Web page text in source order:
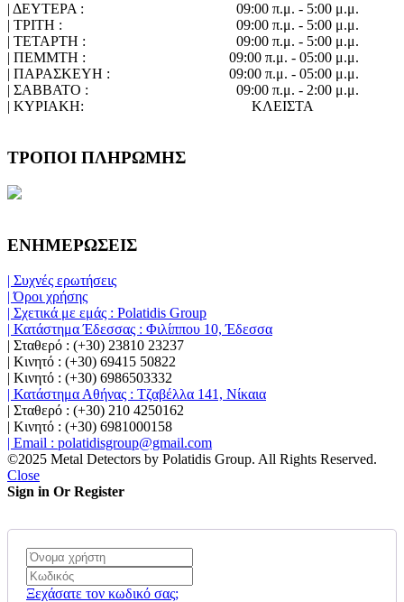
| ΔΕΥΤΕΡΑ :
09:00 π.μ. - 5:00 μ.μ.
| ΤΡΙΤΗ :
09:00 π.μ. - 5:00 μ.μ.
| ΤΕΤΑΡΤΗ :
09:00 π.μ. - 5:00 μ.μ.
| ΠΕΜΜΤΗ :
09:00 π.μ. - 05:00 μ.μ.
| ΠΑΡΑΣΚΕΥΗ :
09:00 π.μ. - 05:00 μ.μ.
| ΣΑΒΒΑΤΟ :
09:00 π.μ. - 2:00 μ.μ.
| ΚΥΡΙΑΚΗ:
ΚΛΕΙΣΤΑ
ΤΡΟΠΟΙ ΠΛΗΡΩΜΗΣ
ΕΝΗΜΕΡΩΣΕΙΣ
| Συχνές ερωτήσεις
| Όροι χρήσης
| Σχετικά με εμάς : Polatidis Group
| Κατάστημα Έδεσσας : Φιλίππου 10, Έδεσσα
| Σταθερό : (+30) 23810 23237
| Κινητό : (+30) 69415 50822
| Κινητό : (+30) 6986503332
| Κατάστημα Αθήνας : Τζαβέλλα 141, Νίκαια
| Σταθερό : (+30) 210 4250162
| Κινητό : (+30) 6981000158
| Email : polatidisgroup@gmail.com
©2025 Metal Detectors by Polatidis Group. All Rights Reserved.
Close
Sign in Or Register
Ξεχάσατε τον κωδικό σας;